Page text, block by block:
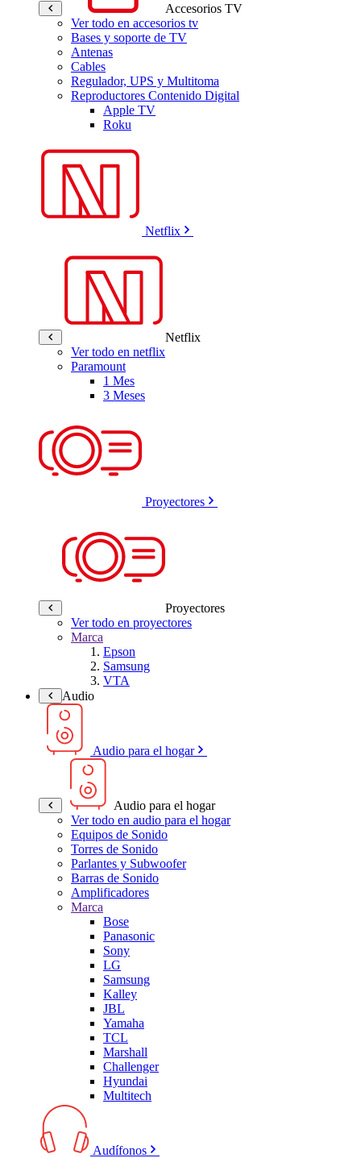
Accesorios TV
Ver todo en accesorios tv
Bases y soporte de TV
Antenas
Cables
Regulador, UPS y Multitoma
Reproductores Contenido Digital
Apple TV
Roku
Netflix
Netflix
Ver todo en netflix
Paramount
1 Mes
3 Meses
Proyectores
Proyectores
Ver todo en proyectores
Marca
Epson
Samsung
VTA
Audio
Audio para el hogar
Audio para el hogar
Ver todo en audio para el hogar
Equipos de Sonido
Torres de Sonido
Parlantes y Subwoofer
Barras de Sonido
Amplificadores
Marca
Bose
Panasonic
Sony
LG
Samsung
Kalley
JBL
Yamaha
TCL
Marshall
Challenger
Hyundai
Multitech
Audífonos